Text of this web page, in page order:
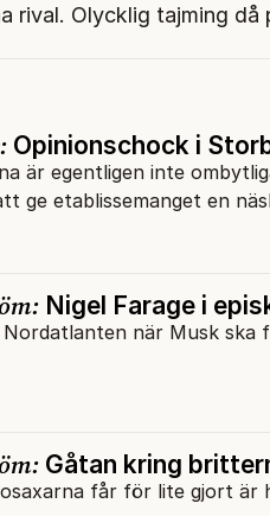
rival. Olycklig tajming
Opinionschock i
är egentligen inte
ge etablissemanget en
Nigel Farage i
när Musk ska
Gåtan kring
får för lite gjort